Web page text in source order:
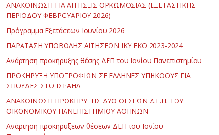
ΑΝΑΚΟΙΝΩΣΗ ΓΙΑ ΑΙΤΗΣΕΙΣ ΟΡΚΩΜΟΣΙΑΣ (ΕΞΕΤΑΣΤΙΚΗΣ
ΠΕΡΙΟΔΟΥ ΦΕΒΡΟΥΑΡΙΟΥ 2026)
Πρόγραμμα Εξετάσεων Ιουνίου 2026
ΠΑΡΑΤΑΣΗ ΥΠΟΒΟΛΗΣ ΑΙΤΗΣΕΩΝ ΙΚΥ ΕΚΟ 2023-2024
Ανάρτηση προκήρυξης θέσης ΔΕΠ του Ιονίου Πανεπιστημίου
ΠΡΟΚΗΡΥΞΗ ΥΠΟΤΡΟΦΙΩΝ ΣΕ ΕΛΛΗΝΕΣ ΥΠΗΚΟΟΥΣ ΓΙΑ
ΣΠΟΥΔΕΣ ΣΤΟ ΙΣΡΑΗΛ
ΑΝΑΚΟΙΝΩΣΗ ΠΡΟΚΗΡΥΞΗΣ ΔΥΟ ΘΕΣΕΩΝ Δ.Ε.Π. ΤΟΥ
ΟΙΚΟΝΟΜΙΚΟΥ ΠΑΝΕΠΙΣΤΗΜΙΟΥ ΑΘΗΝΩΝ
Ανάρτηση προκηρύξεων θέσεων ΔΕΠ του Ιονίου